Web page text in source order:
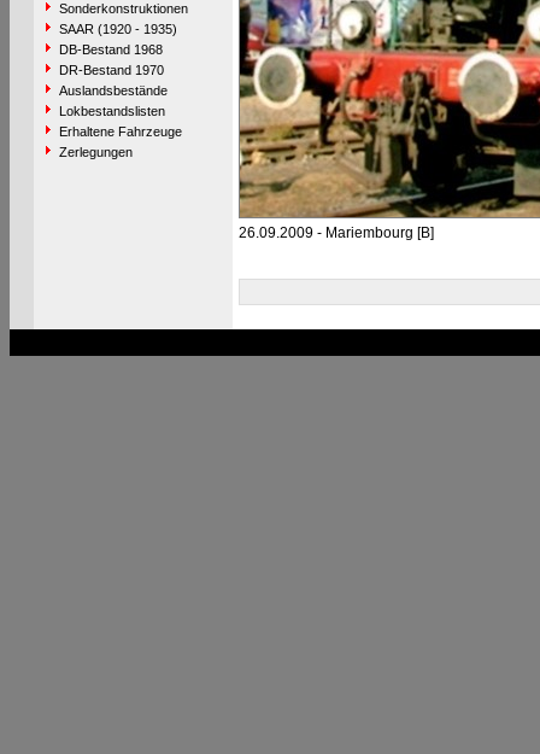
Sonderkonstruktionen
SAAR (1920 - 1935)
DB-Bestand 1968
DR-Bestand 1970
Auslandsbestände
Lokbestandslisten
Erhaltene Fahrzeuge
Zerlegungen
26.09.2009 - Mariembourg [B]